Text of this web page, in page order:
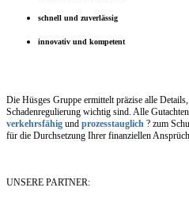
schnell und zuverlässig
innovativ und kompetent
Die Hüsges Gruppe ermittelt präzise alle
Schadenregulierung wichtig sind. Alle
verkehrsfähig und prozesstauglich ? zum
für die Durchsetzung Ihrer finanziellen
UNSERE PARTNER: